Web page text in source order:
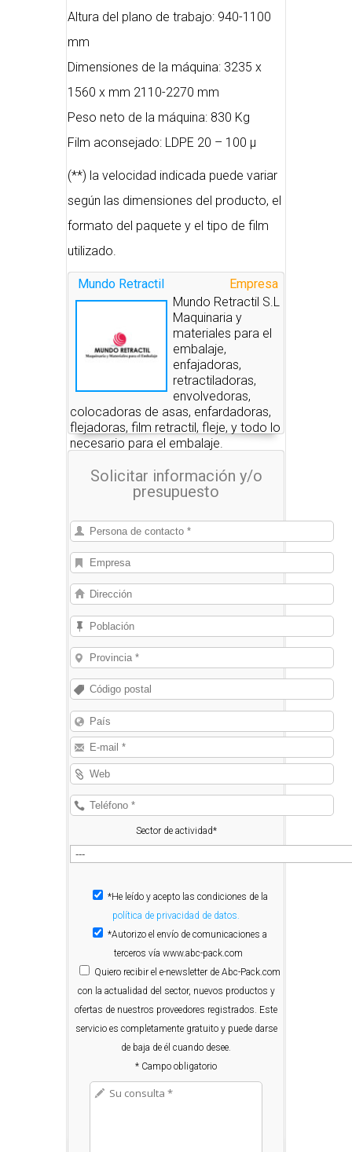
Altura del plano de trabajo: 940-1100
mm
Dimensiones de la máquina: 3235 x
1560 x mm 2110-2270 mm
Peso neto de la máquina: 830 Kg
Film aconsejado: LDPE 20 – 100 µ
(**) la velocidad indicada puede variar
según las dimensiones del producto, el
formato del paquete y el tipo de film
utilizado.
Empresa
Mundo Retractil
Mundo Retractil S.L
Maquinaria y
materiales para el
embalaje,
enfajadoras,
retractiladoras,
envolvedoras,
colocadoras de asas, enfardadoras,
flejadoras, film retractil, fleje, y todo lo
necesario para el embalaje.
Solicitar información y/o
presupuesto
Sector de actividad*
*He leído y acepto las condiciones de la
política de privacidad de datos.
*Autorizo el envío de comunicaciones a
terceros vía www.abc-pack.com
Quiero recibir el e-newsletter de Abc-Pack.com
con la actualidad del sector, nuevos productos y
ofertas de nuestros proveedores registrados. Este
servicio es completamente gratuito y puede darse
de baja de él cuando desee.
* Campo obligatorio